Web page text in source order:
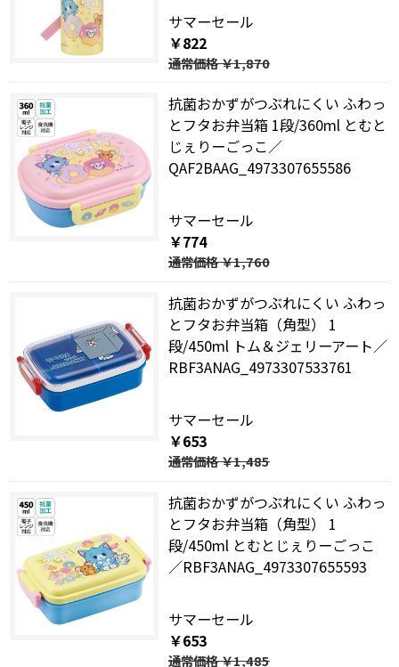
サマーセール
￥822
通常価格￥1,870
抗菌おかずがつぶれにくい ふわっ
とフタお弁当箱 1段/360ml とむと
じぇりーごっこ／
QAF2BAAG_4973307655586
サマーセール
￥774
通常価格￥1,760
抗菌おかずがつぶれにくい ふわっ
とフタお弁当箱（角型） 1
段/450ml トム＆ジェリーアート／
RBF3ANAG_4973307533761
サマーセール
￥653
通常価格￥1,485
抗菌おかずがつぶれにくい ふわっ
とフタお弁当箱（角型） 1
段/450ml とむとじぇりーごっこ
／RBF3ANAG_4973307655593
サマーセール
￥653
通常価格￥1,485